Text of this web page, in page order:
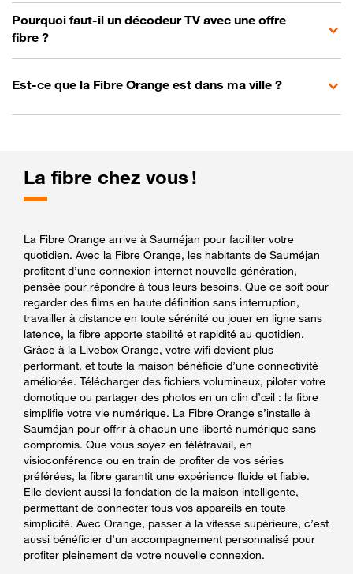
Pourquoi faut-il un décodeur TV avec une offre
fibre ?
Est-ce que la Fibre Orange est dans ma ville ?
La fibre chez vous !
La Fibre Orange arrive à Sauméjan pour faciliter votre
quotidien. Avec la Fibre Orange, les habitants de Sauméjan
profitent d’une connexion internet nouvelle génération,
pensée pour répondre à tous leurs besoins. Que ce soit pour
regarder des films en haute définition sans interruption,
travailler à distance en toute sérénité ou jouer en ligne sans
latence, la fibre apporte stabilité et rapidité au quotidien.
Grâce à la Livebox Orange, votre wifi devient plus
performant, et toute la maison bénéficie d’une connectivité
améliorée. Télécharger des fichiers volumineux, piloter votre
domotique ou partager des photos en un clin d’œil : la fibre
simplifie votre vie numérique. La Fibre Orange s’installe à
Sauméjan pour offrir à chacun une liberté numérique sans
compromis. Que vous soyez en télétravail, en
visioconférence ou en train de profiter de vos séries
préférées, la fibre garantit une expérience fluide et fiable.
Elle devient aussi la fondation de la maison intelligente,
permettant de connecter tous vos appareils en toute
simplicité. Avec Orange, passer à la vitesse supérieure, c’est
aussi bénéficier d’un accompagnement personnalisé pour
profiter pleinement de votre nouvelle connexion.